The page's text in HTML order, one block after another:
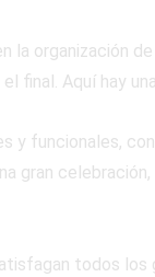
la organización
final. Aquí hay
y funcionales,
gran
todos